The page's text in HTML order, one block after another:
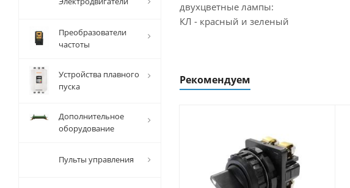
двухцветные лампы:
КЛ - красный и зеленый
Рекомендуем
Преобразователи
частоты
Устройства плавного
пуска
Дополнительное
оборудование
Пульты управления